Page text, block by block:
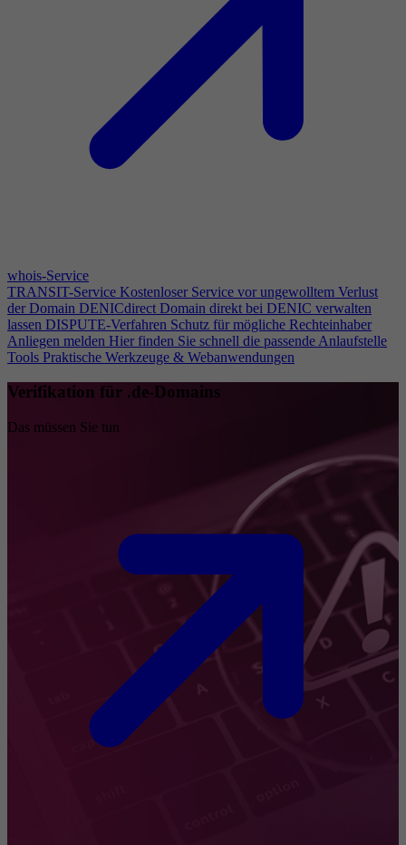
whois-Service
TRANSIT-Service Kostenloser Service vor ungewolltem Verlust
der Domain DENICdirect Domain direkt bei DENIC verwalten
lassen DISPUTE-Verfahren Schutz für mögliche Rechteinhaber
Anliegen melden Hier finden Sie schnell die passende Anlaufstelle
Tools Praktische Werkzeuge & Webanwendungen
Verifikation für .de-Domains
Das müssen Sie tun